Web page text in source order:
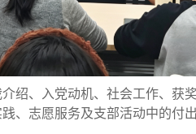
绍、入党动机、社会工作、获
、志愿服务及支部活动中的付